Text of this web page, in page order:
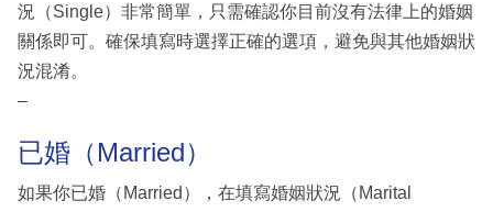
況（Single）非常簡單，只需確認你目前沒有法律上的婚姻
關係即可。確保填寫時選擇正確的選項，避免與其他婚姻狀
況混淆。
–
已婚（Married）
如果你已婚（Married），在填寫婚姻狀況（Marital